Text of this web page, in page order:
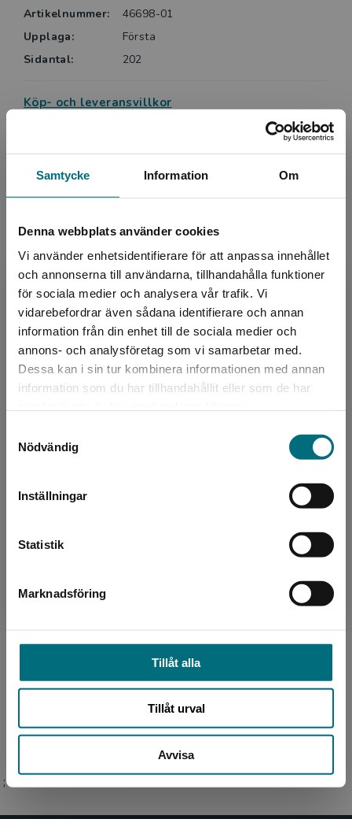
Samtycke Information Om
Denna webbplats använder cookies
Vi använder enhetsidentifierare för att anpassa innehållet
och annonserna till användarna, tillhandahålla funktioner
för sociala medier och analysera vår trafik. Vi
vidarebefordrar även sådana identifierare och annan
information från din enhet till de sociala medier och
annons- och analysföretag som vi samarbetar med.
Dessa kan i sin tur kombinera informationen med annan
information som du har tillhandahållit eller som de har
Nödvändig
Inställningar
Statistik
Marknadsföring
Tillåt alla
Tillåt urval
Avvisa
Begränsad fraktregion
Det verkar som att du besöker
nyponochviljaforlag.se via en enhet utanför
Sverige. För att kunna slutföra ett köp måste
Artikelnummer:
46698-01
Upplaga:
Första
Sidantal:
202
Köp- och leveransvillkor
Upphovspersoner
Författare
Mattias Edvardsson
Mattias Edvardsson är författare och
gymnasielärare i svenska och psykologi. 2016
debuterade han på Forum med boken En
Göteborg. Hon debuterade som poet 1995
med klichéer o...
;